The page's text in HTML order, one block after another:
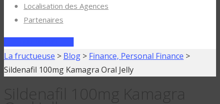
Localisation des Agences
Partenaires
La fructueuse > Blog > Finance, Personal Finance >
Sildenafil 100mg Kamagra Oral Jelly